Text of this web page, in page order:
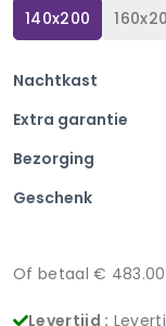
140x200
Nachtkast
Extra garantie
Bezorging
Geschenk
Of betaal € 483.00
Levertijd :